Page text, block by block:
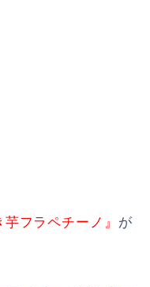
芋フラペチーノ』 が